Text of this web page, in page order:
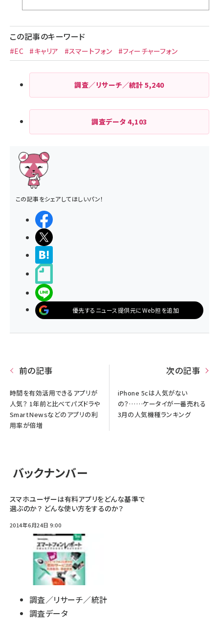
この記事のキーワード
#EC #キャリア #スマートフォン #フィーチャーフォン
調査／リサーチ／統計5,240
調査データ4,103
この記事をシェアしてほしいパン！
優先するニュース提供元にWeb担を追加
前の記事
時間を有効活用できるアプリが
人気？ 1年前と比べてパズドラや
SmartNewsなどのアプリの利
用率が倍増
次の記事
iPhone 5cは人気がない
の？……ケータイが一番売れる
3月の人気機種ランキング
バックナンバー
スマホユーザーは有料アプリをどんな基準で
選ぶのか？ どんな使い方をするのか？
2014年6月24日 9:00
調査／リサーチ／統計
調査データ